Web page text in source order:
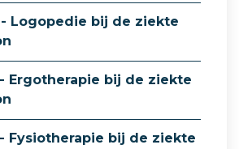
Logopedie bij de ziekte
Ergotherapie bij de ziekte
Fysiotherapie bij de ziekte